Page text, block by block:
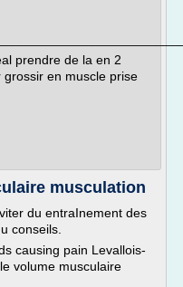
prendre de la en 2
en muscle prise
musculation
du entraInement des
conseils.
causing pain Levallois-
volume musculaire